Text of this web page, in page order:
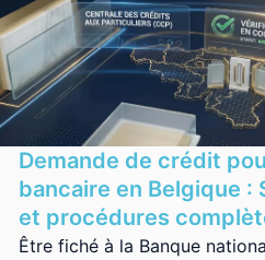
Demande de crédit
bancaire en Belgique :
et procédures
Être fiché à la Banque